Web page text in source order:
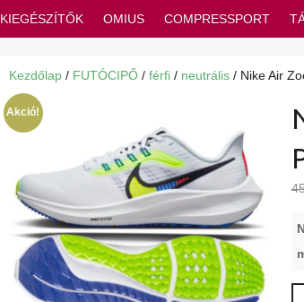
KIEGÉSZÍTŐK OMIUS COMPRESSPORT
Kezdőlap/ FUTÓCIPŐ/ férfi/ neutrális/ Nike Air
Akció!